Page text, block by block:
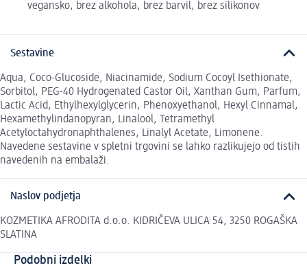
vegansko, brez alkohola, brez barvil, brez silikonov
Sestavine
Aqua, Coco-Glucoside, Niacinamide, Sodium Cocoyl Isethionate,
Sorbitol, PEG-40 Hydrogenated Castor Oil, Xanthan Gum, Parfum,
Lactic Acid, Ethylhexylglycerin, Phenoxyethanol, Hexyl Cinnamal,
Hexamethylindanopyran, Linalool, Tetramethyl
Acetyloctahydronaphthalenes, Linalyl Acetate, Limonene.
Navedene sestavine v spletni trgovini se lahko razlikujejo od tistih
navedenih na embalaži.
Naslov podjetja
KOZMETIKA AFRODITA d.o.o. KIDRIČEVA ULICA 54, 3250 ROGAŠKA
SLATINA
Podobni izdelki